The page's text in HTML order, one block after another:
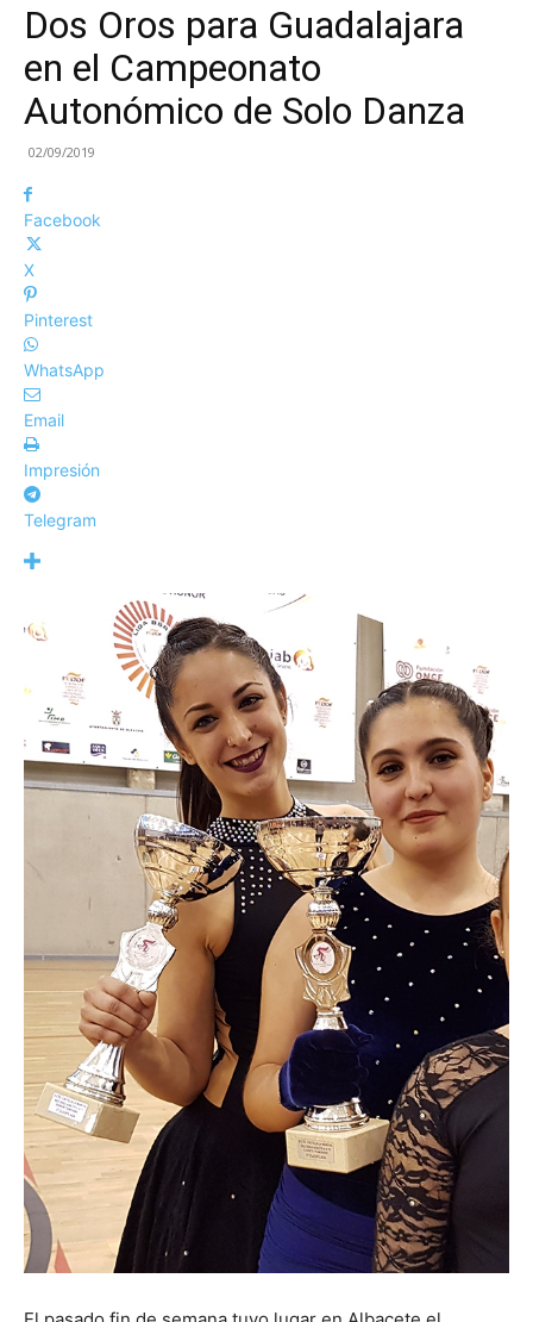
Dos Oros para Guadalajara
en el Campeonato
Autonómico de Solo Danza
02/09/2019
Facebook
X
Pinterest
WhatsApp
Email
Impresión
Telegram